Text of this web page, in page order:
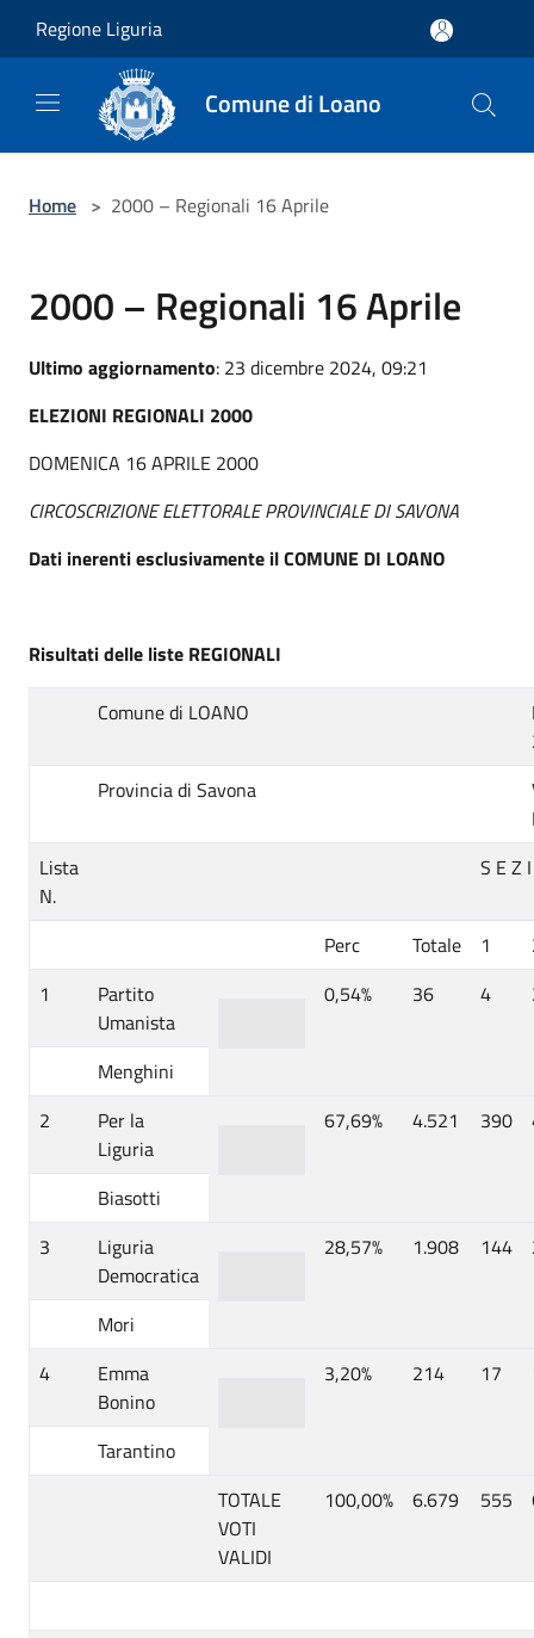
Regione Liguria
Comune di Loano
Home > 2000 – Regionali 16 Aprile
2000 – Regionali 16 Aprile
Ultimo aggiornamento: 23 dicembre 2024, 09:21
ELEZIONI REGIONALI 2000
DOMENICA 16 APRILE 2000
CIRCOSCRIZIONE ELETTORALE PROVINCIALE DI SAVONA
Dati inerenti esclusivamente il COMUNE DI LOANO
Risultati delle liste REGIONALI
Comune di LOANO
Provincia di Savona
Lista
N.
S E Z
Perc Totale 1
1
Partito
Umanista
0,54% 36 4
Menghini
2
Per la
Liguria
67,69% 4.521 390
Biasotti
3
Liguria
Democratica
28,57% 1.908 144
Mori
4
Emma
Bonino
3,20% 214 17
Tarantino
TOTALE
VOTI
VALIDI
100,00% 6.679 555